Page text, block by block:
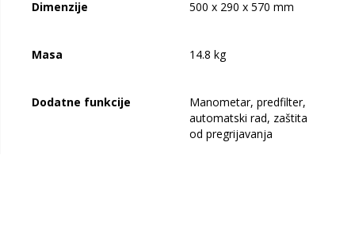
Dimenzije 500 x 290 x 570 mm
Masa 14.8 kg
Dodatne funkcije
Manometar, predfilter,
automatski rad, zaštita
od pregrijavanja